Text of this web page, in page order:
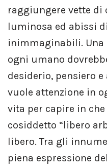
raggiungere vette di
luminosa ed abissi
inimmaginabili. Una
ogni umano
desiderio, pensiero e
vuole attenzione in
vita per capire in
cosiddetto “libero
libero. Tra gli
piena espressione